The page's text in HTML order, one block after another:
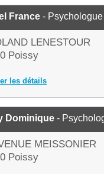
France - Psychologue
LENESTOUR
Poissy
les détails
Dominique -
MEISSONIER
Poissy